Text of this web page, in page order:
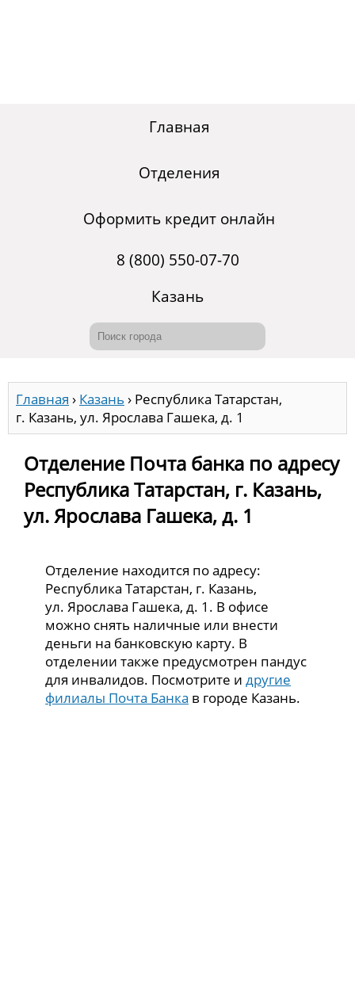
Главная
Отделения
Оформить кредит онлайн
8 (800) 550-07-70
Казань
Главная › Казань › Республика Татарстан,
г. Казань, ул. Ярослава Гашека, д. 1
Отделение Почта банка по адресу
Республика Татарстан, г. Казань,
ул. Ярослава Гашека, д. 1
Отделение находится по адресу:
Республика Татарстан, г. Казань,
ул. Ярослава Гашека, д. 1. В офисе
можно снять наличные или внести
деньги на банковскую карту. В
отделении также предусмотрен пандус
для инвалидов. Посмотрите идругие
филиалы Почта Банка в городе Казань.